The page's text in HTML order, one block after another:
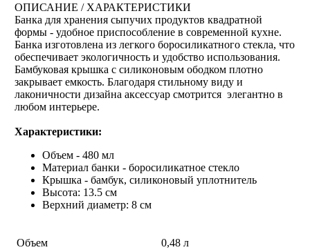
ОПИСАНИЕ / ХАРАКТЕРИСТИКИ
Банка для хранения сыпучих продуктов квадратной
формы - удобное приспособление в современной кухне.
Банка изготовлена из легкого боросиликатного стекла, что
обеспечивает экологичность и удобство использования.
Бамбуковая крышка с силиконовым ободком плотно
закрывает емкость. Благодаря стильному виду и
лаконичности дизайна аксессуар смотрится элегантно в
любом интерьере.
Характеристики:
Объем - 480 мл
Материал банки - боросиликатное стекло
Крышка - бамбук, силиконовый уплотнитель
Высота: 13.5 см
Верхний диаметр: 8 см
Объем 0,48 л